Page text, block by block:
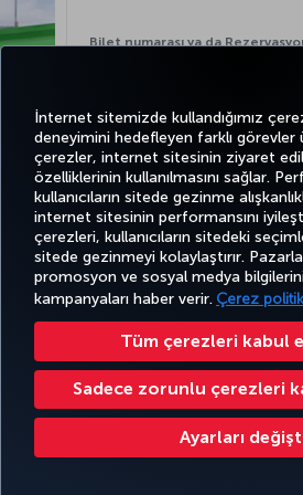
İnternet sitemizde kullandığımız
deneyimini hedefleyen farklı görevler
çerezler, internet sitesinin ziyaret
özelliklerinin kullanılmasını sağlar.
kullanıcıların sitede gezinme
internet sitesinin performansını
çerezleri, kullanıcıların sitedeki
sitede gezinmeyi kolaylaştırır.
promosyon ve sosyal medya
kampanyaları haber verir. Çerez
Tüm çerezleri kabul
Sadece zorunlu çerezleri
Ayarları
Devam et